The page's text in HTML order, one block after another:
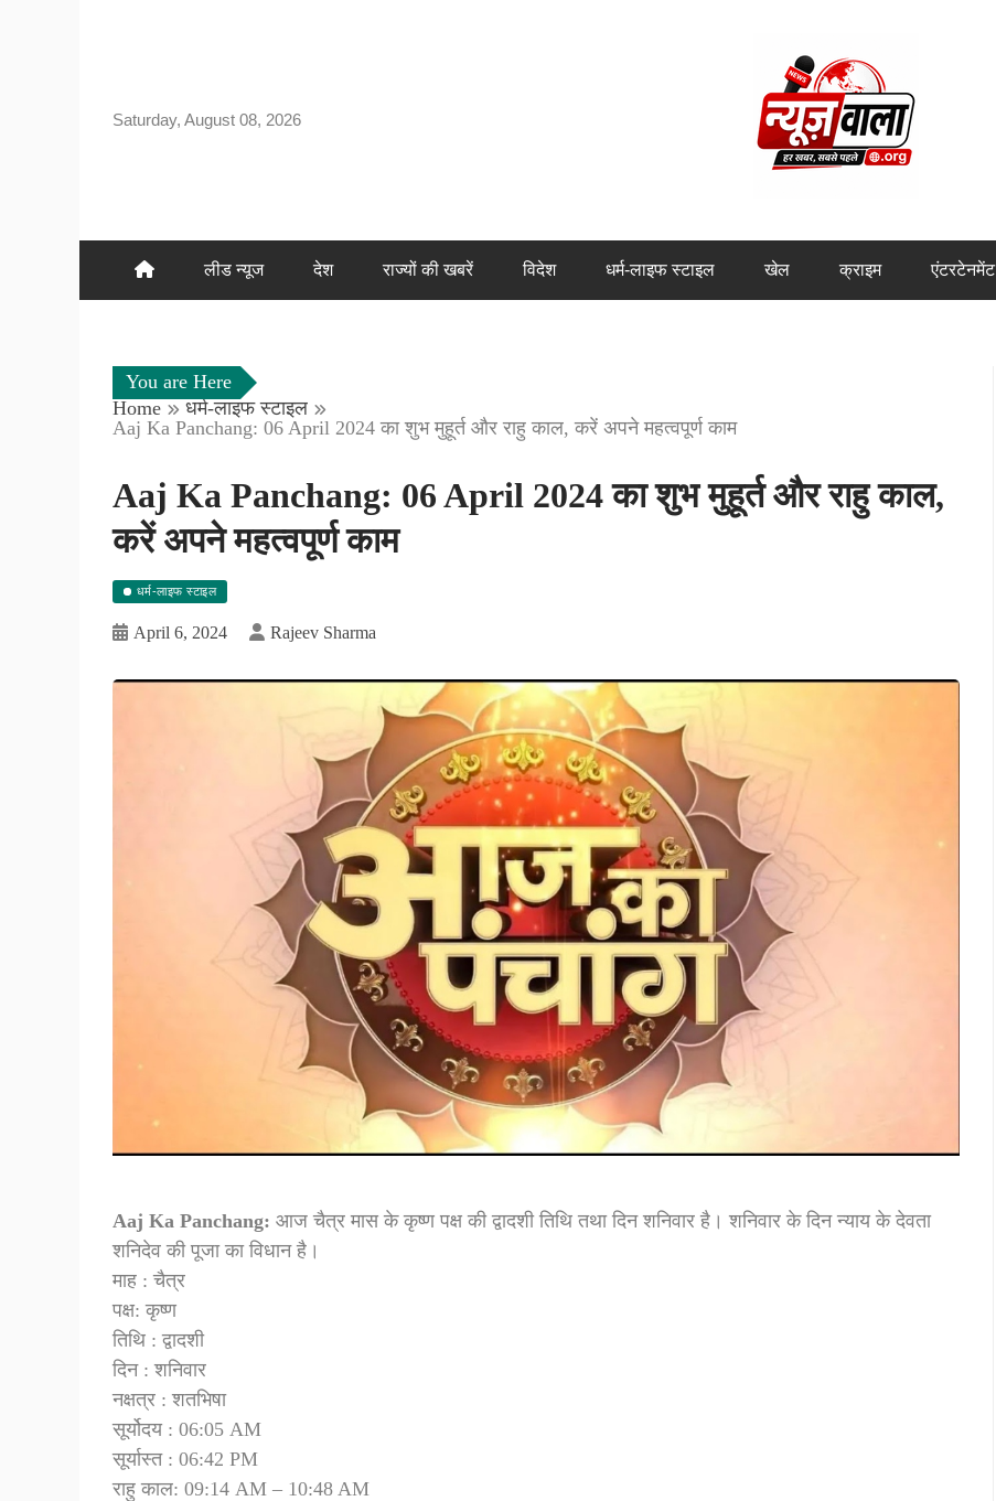
Saturday, August 08, 2026
लीड न्यूज देश राज्यों की खबरें विदेश धर्म-लाइफ स्टाइल खेल क्राइम एंटरटेनमेंट
You are Here
Home
धर्म-लाइफ स्टाइल
Aaj Ka Panchang: 06 April 2024 का शुभ मुहूर्त और राहु काल, करें अपने महत्वपूर्ण काम
Aaj Ka Panchang: 06 April 2024 का शुभ मुहूर्त और राहु काल,
करें अपने महत्वपूर्ण काम
धर्म-लाइफ स्टाइल
April 6, 2024 Rajeev Sharma
Aaj Ka Panchang: आज चैत्र मास के कृष्ण पक्ष की द्वादशी तिथि तथा दिन शनिवार है। शनिवार के दिन न्याय के देवता
शनिदेव की पूजा का विधान है।
माह : चैत्र
पक्ष: कृष्ण
तिथि : द्वादशी
दिन : शनिवार
नक्षत्र : शतभिषा
सूर्योदय : 06:05 AM
सूर्यास्त : 06:42 PM
राहु काल: 09:14 AM – 10:48 AM